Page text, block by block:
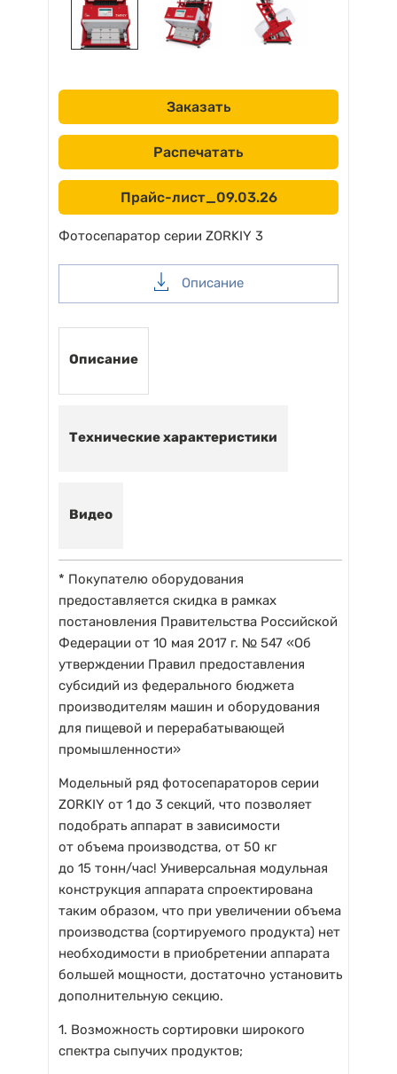
Заказать
Распечатать
Прайс-лист_09.03.26
Фотосепаратор серии ZORKIY 3
Описание
Описание
Технические характеристики
Видео
* Покупателю оборудования
предоставляется скидка в рамках
постановления Правительства Российской
Федерации от 10 мая 2017 г. № 547 «Об
утверждении Правил предоставления
субсидий из федерального бюджета
производителям машин и оборудования
для пищевой и перерабатывающей
промышленности»
Модельный ряд фотосепараторов серии
ZORKIY от 1 до 3 секций, что позволяет
подобрать аппарат в зависимости
от объема производства, от 50 кг
до 15 тонн/час! Универсальная модульная
конструкция аппарата спроектирована
таким образом, что при увеличении объема
производства (сортируемого продукта) нет
необходимости в приобретении аппарата
большей мощности, достаточно установить
дополнительную секцию.
1. Возможность сортировки широкого
спектра сыпучих продуктов;